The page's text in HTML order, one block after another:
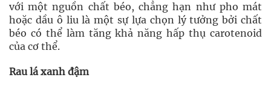
với một nguồn chất béo, chẳng hạn như pho mát
hoặc dầu ô liu là một sự lựa chọn lý tưởng bởi chất
béo có thể làm tăng khả năng hấp thụ carotenoid
của cơ thể.
Rau lá xanh đậm